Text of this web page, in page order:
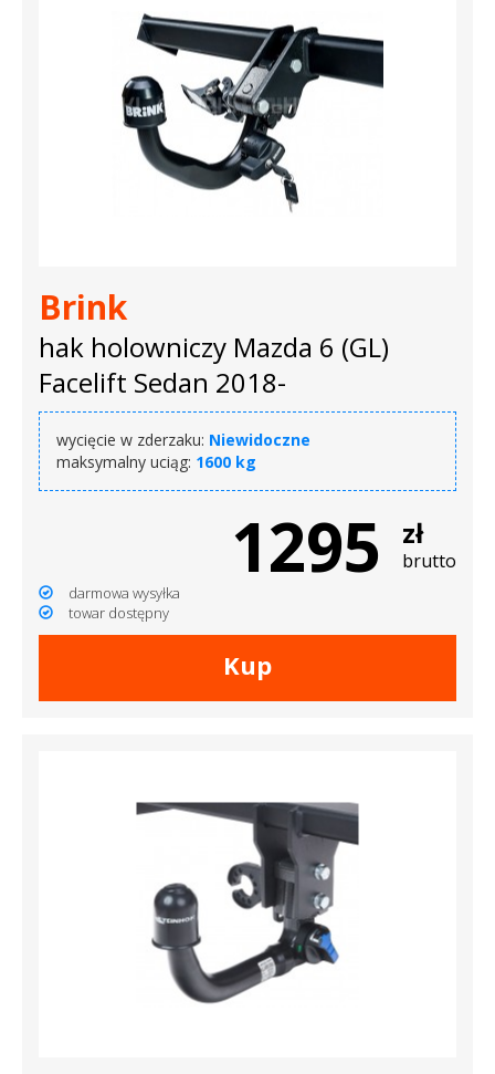
Brink
hak holowniczy Mazda 6 (GL)
Facelift Sedan 2018-
wycięcie w zderzaku: Niewidoczne
maksymalny uciąg: 1600 kg
1295 zł
brutto
darmowa wysyłka
towar dostępny
Kup